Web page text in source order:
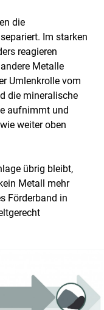
die
Im starken
reagieren
Metalle
Umlenkrolle vom
die mineralische
aufnimmt und
weiter oben
übrig bleibt,
Metall mehr
Förderband in